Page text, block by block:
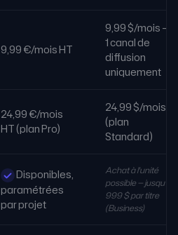
9,99 €/mois HT
9,99 $/mois —
1 canal de
diffusion
uniquement
24,99 €/mois
HT (plan Pro)
24,99 $/mois
(plan
Standard)
Disponibles,
paramétrées
par projet
Achat à l'unité
possible — jusqu'à
999 $ par titre
(Business)